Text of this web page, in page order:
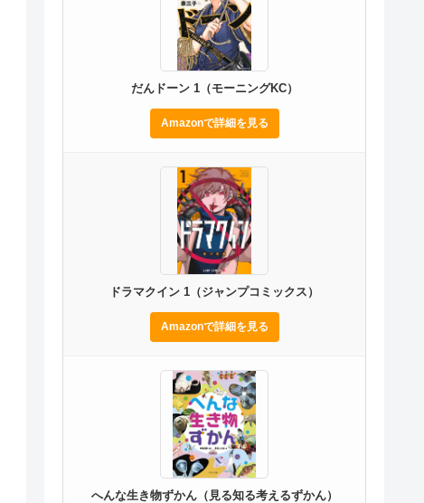
だんドーン 1（モーニングKC）
Amazonで詳細を見る
ドラマクイン 1（ジャンプコミックス）
Amazonで詳細を見る
へんな生き物ずかん（見る知る考えるずかん）